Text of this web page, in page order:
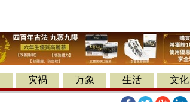
灾祸 万象 生活 文化